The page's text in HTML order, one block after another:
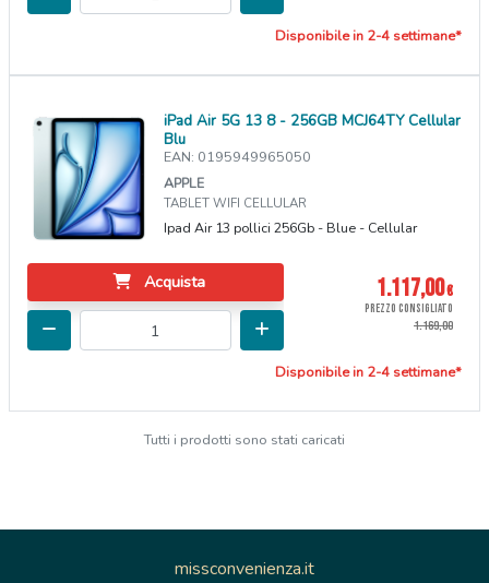
Disponibile in 2-4 settimane*
iPad Air 5G 13 8 - 256GB MCJ64TY Cellular
Blu
EAN: 0195949965050
APPLE
TABLET WIFI CELLULAR
Ipad Air 13 pollici 256Gb - Blue - Cellular
Acquista 1.117,00€
PREZZO CONSIGLIATO
1.169,00
Disponibile in 2-4 settimane*
Tutti i prodotti sono stati caricati
missconvenienza.it